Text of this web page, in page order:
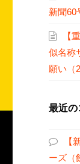
新聞60
【
似名称
願い（
最近の
【
ーズ（